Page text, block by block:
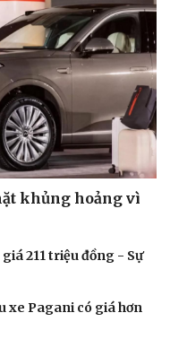
khủng hoảng vì
211 triệu đồng - Sự
xe Pagani có giá hơn